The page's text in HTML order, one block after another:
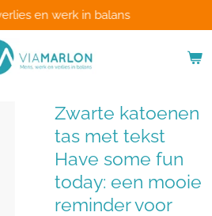
en werk in balans
Zwarte katoenen
tas met tekst
Have some fun
today: een mooie
reminder voor